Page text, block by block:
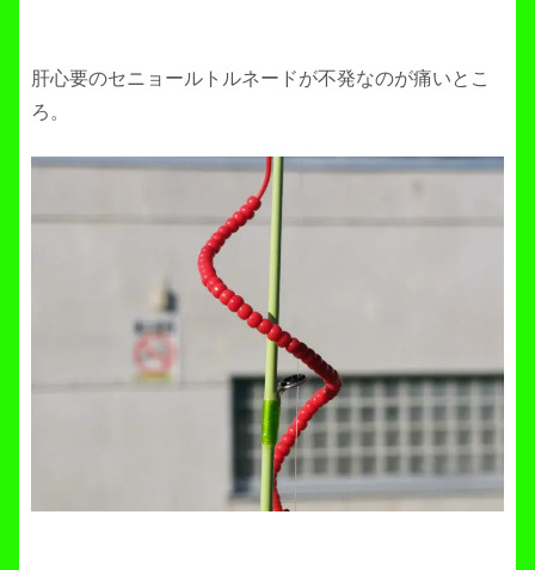
肝心要のセニョールトルネードが不発なのが痛いとこ
ろ。